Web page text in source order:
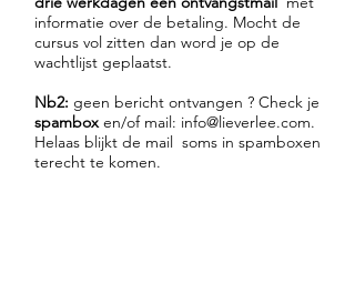
informatie over de betaling. Mocht de
cursus vol zitten dan word je op de
wachtlijst geplaatst.
Nb2: geen bericht ontvangen ? Check je
spamboxen/of mail: info@lieverlee.com.
Helaas blijkt de mail soms in spamboxen
terecht te komen.